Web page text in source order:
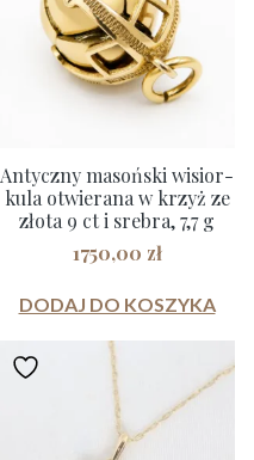
Antyczny masoński wisior-
kula otwierana w krzyż ze
złota 9 ct i srebra, 7,7 g
1750,00 zł
DODAJ DO KOSZYKA